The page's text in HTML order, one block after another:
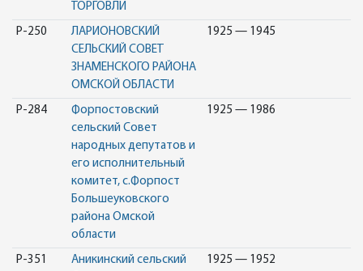
ТОРГОВЛИ
Р-250
ЛАРИОНОВСКИЙ
СЕЛЬСКИЙ СОВЕТ
ЗНАМЕНСКОГО РАЙОНА
ОМСКОЙ ОБЛАСТИ
1925 — 1945
Р-284
Форпостовский
сельский Совет
народных депутатов и
его исполнительный
комитет, с.Форпост
Большеуковского
района Омской
области
1925 — 1986
Р-351
Аникинский сельский
1925 — 1952